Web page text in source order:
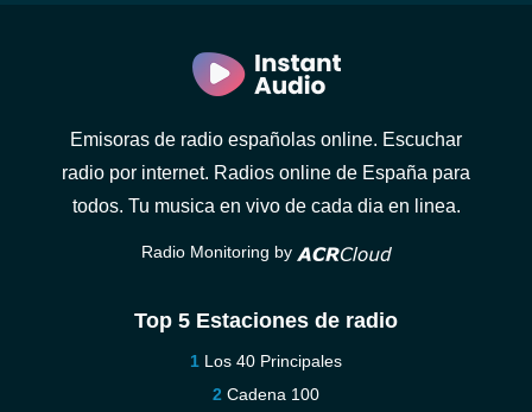
Emisoras de radio españolas online. Escuchar
radio por internet. Radios online de España para
todos. Tu musica en vivo de cada dia en linea.
Radio Monitoring by
Top 5 Estaciones de radio
Los 40 Principales
Cadena 100